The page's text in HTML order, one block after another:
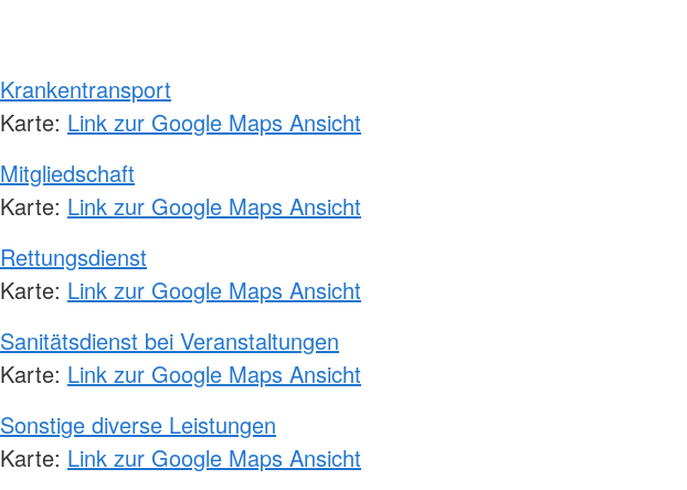
Krankentransport
Karte: Link zur Google Maps Ansicht
Mitgliedschaft
Karte: Link zur Google Maps Ansicht
Rettungsdienst
Karte: Link zur Google Maps Ansicht
Sanitätsdienst bei Veranstaltungen
Karte: Link zur Google Maps Ansicht
Sonstige diverse Leistungen
Karte: Link zur Google Maps Ansicht